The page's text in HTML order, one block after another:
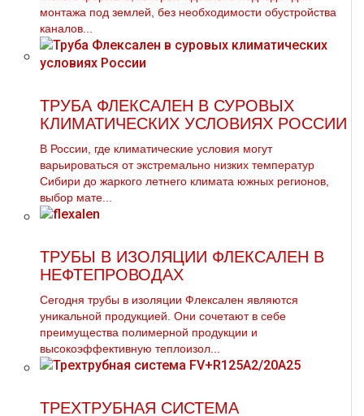
монтажа под землей, без необходимости обустройства
каналов...
ТРУБА ФЛЕКСАЛЕН В СУРОВЫХ
КЛИМАТИЧЕСКИХ УСЛОВИЯХ РОССИИ
В России, где климатические условия могут
варьироваться от экстремально низких температур
Сибири до жаркого летнего климата южных регионов,
выбор мате...
ТРУБЫ В ИЗОЛЯЦИИ ФЛЕКСАЛЕН В
НЕФТЕПРОВОДАХ
Сегодня трубы в изоляции Флексален являются
уникальной продукцией. Они сочетают в себе
преимущества полимерной продукции и
высокоэффективную теплоизол...
ТРЕХТРУБНАЯ СИСТЕМА